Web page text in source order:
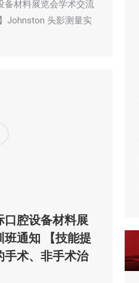
备材料展览会学术交流
Johnston 头影测量实
口腔设备材料展
班通知 【技能提
手术、非手术治